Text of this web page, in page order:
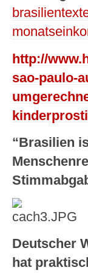
http://
sao-paulo-
“Brasilien
Deutscher
hat